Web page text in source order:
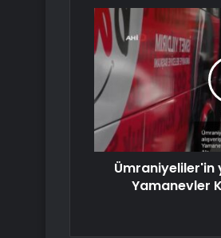
Ümraniyeliler'in
Yamanevler